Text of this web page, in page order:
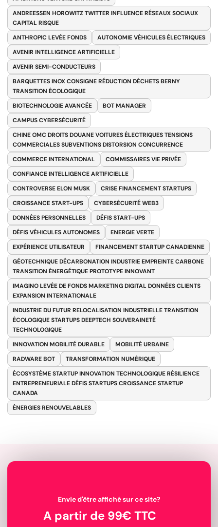
ANDREESSEN HOROWITZ TWITTER INFLUENCE RÉSEAUX SOCIAUX
CAPITAL RISQUE
ANTHROPIC LEVÉE FONDS
AUTONOMIE VÉHICULES ÉLECTRIQUES
AVENIR INTELLIGENCE ARTIFICIELLE
AVENIR SEMI-CONDUCTEURS
BARQUETTES INOX CONSIGNE RÉDUCTION DÉCHETS BERNY
TRANSITION ÉCOLOGIQUE
BIOTECHNOLOGIE AVANCÉE
BOT MANAGER
CAMPUS CYBERSÉCURITÉ
CHINE OMC DROITS DOUANE VOITURES ÉLECTRIQUES TENSIONS
COMMERCIALES SUBVENTIONS DISTORSION CONCURRENCE
COMMERCE INTERNATIONAL
COMMISSAIRES VIE PRIVÉE
CONFIANCE INTELLIGENCE ARTIFICIELLE
CONTROVERSE ELON MUSK
CRISE FINANCEMENT STARTUPS
CROISSANCE START-UPS
CYBERSÉCURITÉ WEB3
DONNÉES PERSONNELLES
DÉFIS START-UPS
DÉFIS VÉHICULES AUTONOMES
ENERGIE VERTE
EXPÉRIENCE UTILISATEUR
FINANCEMENT STARTUP CANADIENNE
GÉOTECHNIQUE DÉCARBONATION INDUSTRIE EMPREINTE CARBONE
TRANSITION ÉNERGÉTIQUE PROTOTYPE INNOVANT
IMAGINO LEVÉE DE FONDS MARKETING DIGITAL DONNÉES CLIENTS
EXPANSION INTERNATIONALE
INDUSTRIE DU FUTUR RELOCALISATION INDUSTRIELLE TRANSITION
ÉCOLOGIQUE STARTUPS DEEPTECH SOUVERAINETÉ
TECHNOLOGIQUE
INNOVATION MOBILITÉ DURABLE
MOBILITÉ URBAINE
RADWARE BOT
TRANSFORMATION NUMÉRIQUE
ÉCOSYSTÈME STARTUP INNOVATION TECHNOLOGIQUE RÉSILIENCE
ENTREPRENEURIALE DÉFIS STARTUPS CROISSANCE STARTUP
CANADA
ÉNERGIES RENOUVELABLES
Envie d'être affiché sur ce site?
A partir de 99€ TTC